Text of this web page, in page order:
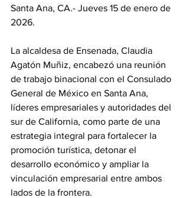
Santa Ana, CA.- Jueves 15 de enero de
2026.
La alcaldesa de Ensenada, Claudia
Agatón Muñiz, encabezó una reunión
de trabajo binacional con el Consulado
General de México en Santa Ana,
líderes empresariales y autoridades del
sur de California, como parte de una
estrategia integral para fortalecer la
promoción turística, detonar el
desarrollo económico y ampliar la
vinculación empresarial entre ambos
lados de la frontera.